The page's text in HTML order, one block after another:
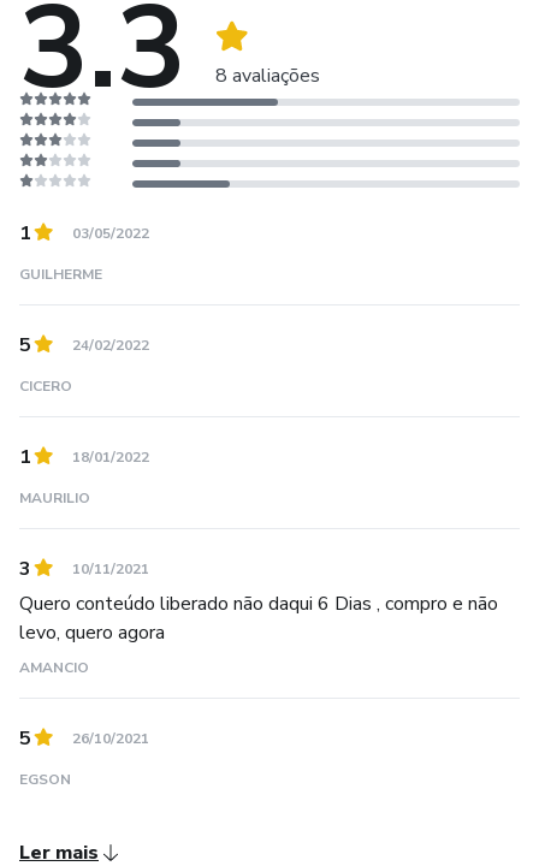
3.3 8 avaliações
1 03/05/2022
GUILHERME
5 24/02/2022
CICERO
1 18/01/2022
MAURILIO
3 10/11/2021
Quero conteúdo liberado não daqui 6 Dias , compro e não
levo, quero agora
AMANCIO
5 26/10/2021
EGSON
Ler mais